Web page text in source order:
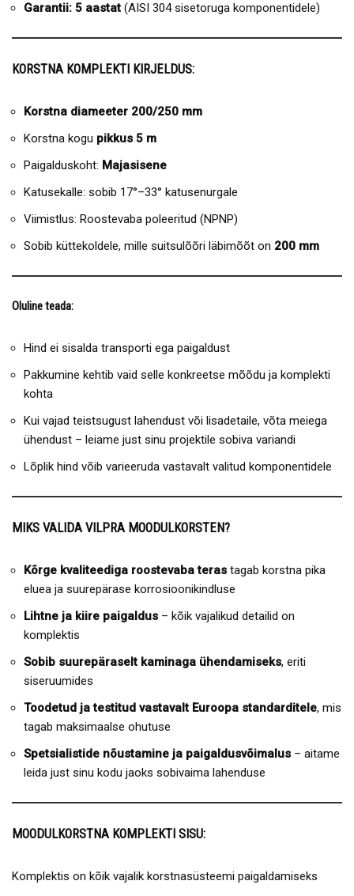
Garantii: 5 aastat (AISI 304 sisetoruga komponentidele)
KORSTNA KOMPLEKTI KIRJELDUS:
Korstna diameeter 200/250 mm
Korstna kogu pikkus 5 m
Paigalduskoht: Majasisene
Katusekalle: sobib 17°–33° katusenurgale
Viimistlus: Roostevaba poleeritud (NPNP)
Sobib küttekoldele, mille suitsulõõri läbimõõt on 200 mm
Oluline teada:
Hind ei sisalda transporti ega paigaldust
Pakkumine kehtib vaid selle konkreetse mõõdu ja komplekti
kohta
Kui vajad teistsugust lahendust või lisadetaile, võta meiega
ühendust – leiame just sinu projektile sobiva variandi
Lõplik hind võib varieeruda vastavalt valitud komponentidele
MIKS VALIDA VILPRA MOODULKORSTEN?
Kõrge kvaliteediga roostevaba teras tagab korstna pika
eluea ja suurepärase korrosioonikindluse
Lihtne ja kiire paigaldus – kõik vajalikud detailid on
komplektis
Sobib suurepäraselt kaminaga ühendamiseks, eriti
siseruumides
Toodetud ja testitud vastavalt Euroopa standarditele, mis
tagab maksimaalse ohutuse
Spetsialistide nõustamine ja paigaldusvõimalus – aitame
leida just sinu kodu jaoks sobivaima lahenduse
MOODULKORSTNA KOMPLEKTI SISU:
Komplektis on kõik vajalik korstnasüsteemi paigaldamiseks